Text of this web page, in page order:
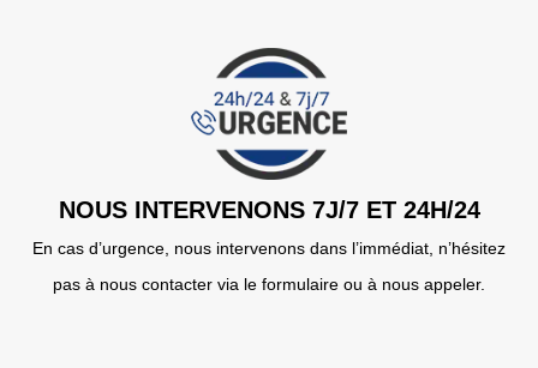
NOUS INTERVENONS 7J/7 ET 24H/24
En cas d’urgence, nous intervenons dans l’immédiat, n’hésitez
pas à nous contacter via le formulaire ou à nous appeler.